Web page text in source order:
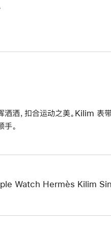
洒洒，扣合运动之美。Kilim 表
手。
Watch Hermès Kilim